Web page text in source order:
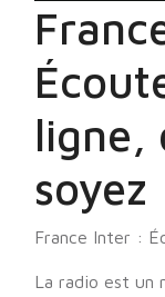
ligne,
soyez
France Inter :
La radio est un